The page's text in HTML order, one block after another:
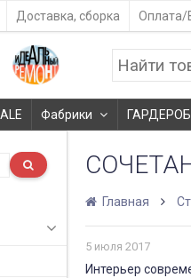
Доставка, сборка Оплата/
Фабрики
Главная
5 июля 2017
Интерьер